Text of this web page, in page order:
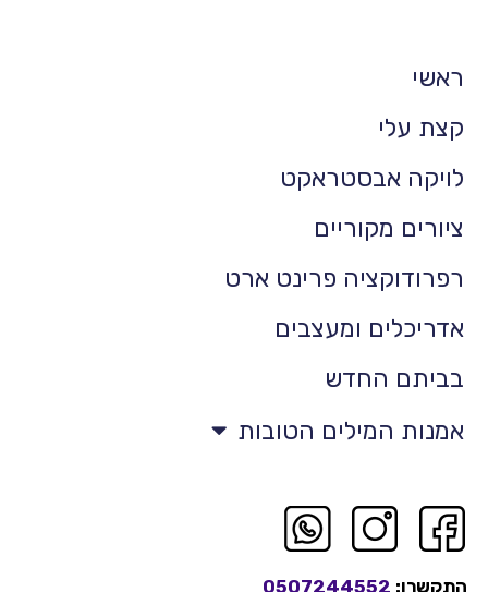
ראשי
קצת עלי
לויקה אבסטראקט
ציורים מקוריים
רפרודוקציה פרינט ארט
אדריכלים ומעצבים
בביתם החדש
אמנות המילים הטובות
התקשרו: 0507244552